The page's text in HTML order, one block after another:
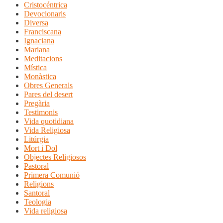
Cristocéntrica
Devocionaris
Diversa
Franciscana
Ignaciana
Mariana
Meditacions
Mística
Monàstica
Obres Generals
Pares del desert
Pregària
Testimonis
Vida quotidiana
Vida Religiosa
Litúrgia
Mort i Dol
Objectes Religiosos
Pastoral
Primera Comunió
Religions
Santoral
Teologia
Vida religiosa